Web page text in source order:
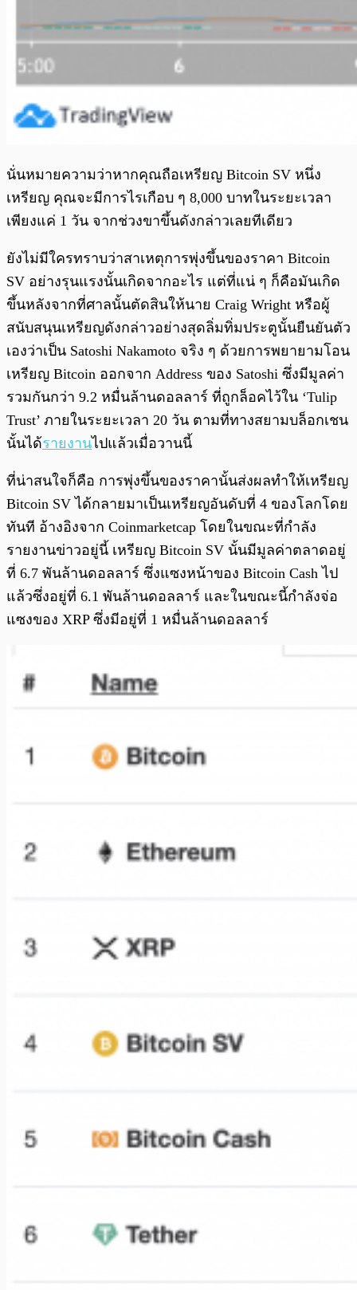
นั่นหมายความว่าหากคุณถือเหรียญ Bitcoin SV หนึ่ง
เหรียญ คุณจะมีการไรเกือบ ๆ 8,000 บาทในระยะเวลา
เพียงแค่ 1 วัน จากช่วงขาขึ้นดังกล่าวเลยทีเดียว
ยังไม่มีใครทราบว่าสาเหตุการพุ่งขึ้นของราคา Bitcoin
SV อย่างรุนแรงนั้นเกิดจากอะไร แต่ที่แน่ ๆ ก็คือมันเกิด
ขึ้นหลังจากที่ศาลนั้นตัดสินให้นาย Craig Wright หรือผู้
สนับสนุนเหรียญดังกล่าวอย่างสุดลิ่มทิ่มประตูนั้นยืนยันตัว
เองว่าเป็น Satoshi Nakamoto จริง ๆ ด้วยการพยายามโอน
เหรียญ Bitcoin ออกจาก Address ของ Satoshi ซึ่งมีมูลค่า
รวมกันกว่า 9.2 หมื่นล้านดอลลาร์ ที่ถูกล็อคไว้ใน ‘Tulip
Trust’ ภายในระยะเวลา 20 วัน ตามที่ทางสยามบล็อกเชน
นั้นได้รายงานไปแล้วเมื่อวานนี้
ที่น่าสนใจก็คือ การพุ่งขึ้นของราคานั้นส่งผลทำให้เหรียญ
Bitcoin SV ได้กลายมาเป็นเหรียญอันดับที่ 4 ของโลกโดย
ทันที อ้างอิงจาก Coinmarketcap โดยในขณะที่กำลัง
รายงานข่าวอยู่นี้ เหรียญ Bitcoin SV นั้นมีมูลค่าตลาดอยู่
ที่ 6.7 พันล้านดอลลาร์ ซึ่งแซงหน้าของ Bitcoin Cash ไป
แล้วซึ่งอยู่ที่ 6.1 พันล้านดอลลาร์ และในขณะนี้กำลังจ่อ
แซงของ XRP ซึ่งมีอยู่ที่ 1 หมื่นล้านดอลลาร์